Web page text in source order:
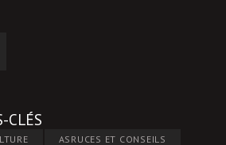
CLÉS
ASRUCES ET CONSEILS